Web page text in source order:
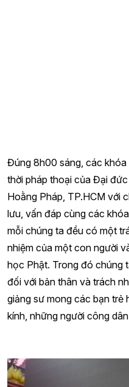
Đúng 8h00 sáng, các khóa
thời pháp thoại của Đại
Hoằng Pháp, TP.HCM với
lưu, vấn đáp cùng các
mỗi chúng ta đều có một
nhiệm của một con người
học Phật. Trong đó chúng
đối với bản thân và trách
giảng sư mong các bạn trẻ
kính, những người công